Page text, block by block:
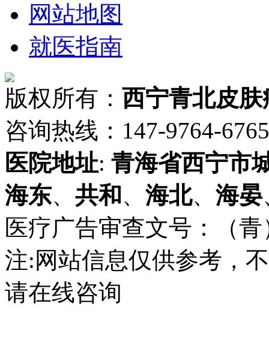
网站地图
就医指南
版权所有： 西宁青北皮肤
咨询热线：147-9764-
医院地址: 青海省西宁市
海东、 共和 、 海北、 海晏
医疗广告审查文号：（
注:网站信息仅供参考，
请在线咨询